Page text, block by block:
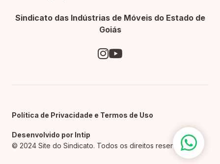
Sindicato das Indústrias de Móveis do Estado de
Goiás
Política de Privacidade e Termos de Uso
Desenvolvido por Intip
© 2024 Site do Sindicato. Todos os direitos reservados.